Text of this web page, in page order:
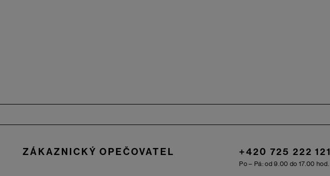
ZÁKAZNICKÝ OPEČOVATEL +420 725 222 121
Po – Pá: od 9.00 do 17.00 hod.